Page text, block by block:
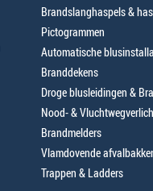
Brandslanghaspels &
Pictogrammen
Automatische
Branddekens
Droge blusleidingen &
Nood- &
Brandmelders
Vlamdovende
Trappen & Ladders